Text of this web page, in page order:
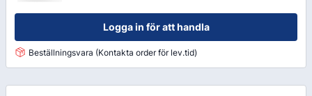
Logga in för att handla
Beställningsvara (Kontakta order för lev.tid)